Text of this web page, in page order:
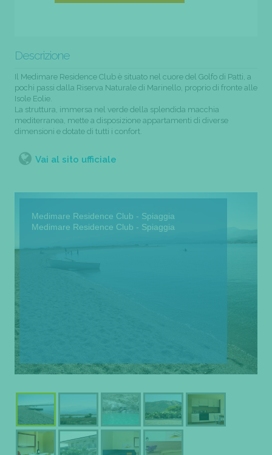
Descrizione
Il Medimare Residence Club è situato nel cuore del Golfo di Patti, a
pochi passi dalla Riserva Naturale di Marinello, proprio di fronte alle
Isole Eolie.
La struttura, immersa nel verde della splendida macchia
mediterranea, mette a disposizione appartamenti di diverse
dimensioni e dotate di tutti i confort.
Vai al sito ufficiale
Medimare Residence Club - Spiaggia
Medimare Residence Club - Spiaggia